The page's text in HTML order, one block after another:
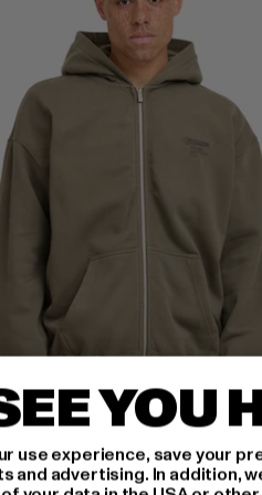
YOU
use experience, save your
advertising. In addition,